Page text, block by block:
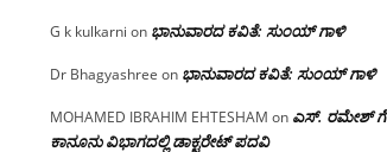
G k kulkarni on ಭಾನುವಾರದ ಕವಿತೆ: ಸುಂಯ್ ಗಾಳಿ
Dr Bhagyashree on ಭಾನುವಾರದ ಕವಿತೆ: ಸುಂಯ್ ಗಾಳಿ
MOHAMED IBRAHIM EHTESHAM on ಎಸ್. ರಮೇಶ್ ಗೆ
ಕಾನೂನು ವಿಭಾಗದಲ್ಲಿ ಡಾಕ್ಟರೇಟ್ ಪದವಿ